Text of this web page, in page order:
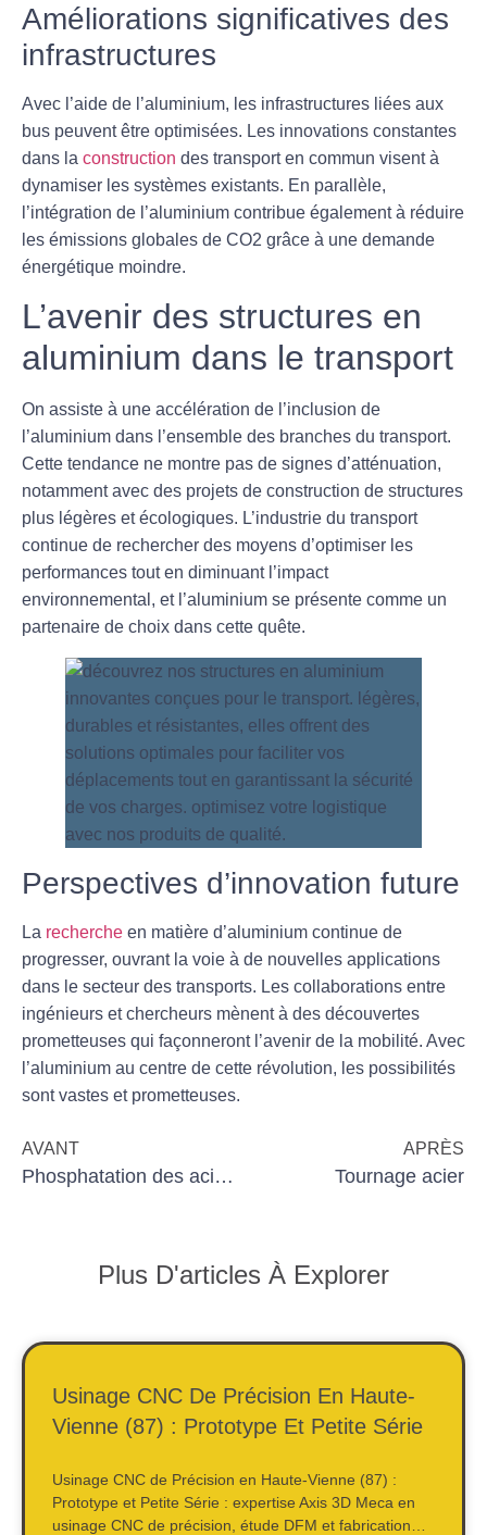
Améliorations significatives des
infrastructures
Avec l’aide de l’aluminium, les infrastructures liées aux
bus peuvent être optimisées. Les innovations constantes
dans la construction des transport en commun visent à
dynamiser les systèmes existants. En parallèle,
l’intégration de l’aluminium contribue également à réduire
les émissions globales de CO2 grâce à une demande
énergétique moindre.
L’avenir des structures en
aluminium dans le transport
On assiste à une accélération de l’inclusion de
l’aluminium dans l’ensemble des branches du transport.
Cette tendance ne montre pas de signes d’atténuation,
notamment avec des projets de construction de structures
plus légères etécologiques. L’industrie du transport
continue de rechercher des moyens d’optimiser les
performances tout en diminuant l’impact
environnemental, et l’aluminium se présente comme un
partenaire de choix dans cette quête.
Perspectives d’innovation future
La recherche en matière d’aluminium continue de
progresser, ouvrant la voie à de nouvelles applications
dans le secteur des transports. Les collaborations entre
ingénieurs et chercheurs mènent à des découvertes
prometteuses qui façonneront l’avenir de la mobilité. Avec
l’aluminium au centre de cette révolution, les possibilités
sont vastes et prometteuses.
AVANT
Phosphatation des aciers pour la lubrification
APRÈS
Tournage acier
Plus D'articles À Explorer
Usinage CNC De Précision En Haute-
Vienne (87) : Prototype Et Petite Série
Usinage CNC de Précision en Haute-Vienne (87) :
Prototype et Petite Série : expertise Axis 3D Meca en
usinage CNC de précision, étude DFM et fabrication…